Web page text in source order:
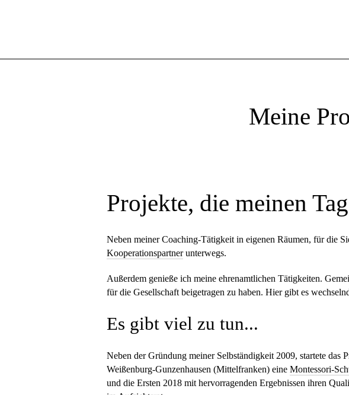
Meine
Projekte, die meinen
Neben meiner Coaching-Tätigkeit in eigenen Räumen, für die
Kooperationspartnerunterwegs.
Außerdem genieße ich meine ehrenamtlichen Tätigkeiten.
für die Gesellschaft beigetragen zu haben. Hier gibt es
Es gibt viel zu tun...
Neben der Gründung meiner Selbständigkeit 2009, startete
Weißenburg-Gunzenhausen (Mittelfranken) eine Montessori-
und die Ersten 2018 mit hervorragenden Ergebnissen ihren